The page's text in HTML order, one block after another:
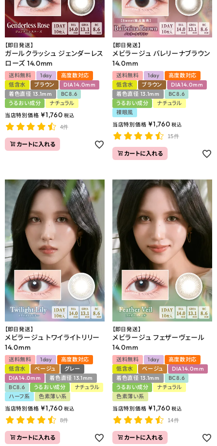
【即日発送】
ガールクラッシュ ジェンダーレス
ローズ 14.0mm
送料無料 1day
高度数対応
低含水
ブラウン
DIA14.0mm
着色直径 13.1mm
BC8.6
うるおい成分
ナチュラル
当店特別価格 ¥1,760 税込
4件
カートに入れる
【即日発送】
メビラージュ バレリーナブラウン
14.0mm
送料無料 1day
高度数対応
低含水
ブラウン
DIA14.0mm
着色直径 13.1mm
BC8.6
うるおい成分
ナチュラル
裸眼風
当店特別価格 ¥1,760 税込
15件
カートに入れる
【即日発送】
メビラージュ トワイライトリリー
14.0mm
送料無料 1day
高度数対応
低含水
ベージュ
グレー
DIA14.0mm
着色直径 13.1mm
BC8.6
うるおい成分
ナチュラル
ハーフ系
色素薄い系
当店特別価格 ¥1,760 税込
8件
カートに入れる
【即日発送】
メビラージュ フェザーヴェール
14.0mm
送料無料 1day
高度数対応
低含水
ベージュ
DIA14.0mm
着色直径 13.1mm
BC8.6
うるおい成分
ナチュラル
色素薄い系
当店特別価格 ¥1,760 税込
14件
カートに入れる